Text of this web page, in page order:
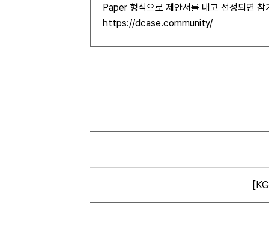
Paper 형식으로 제안서를 내고 선정되면
https://dcase.community/